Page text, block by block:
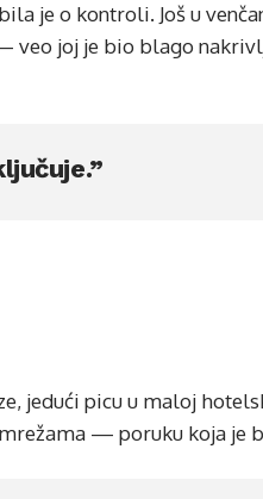
je o kontroli. Još u
veo joj je bio blago
jedući picu u maloj
— poruku koja je